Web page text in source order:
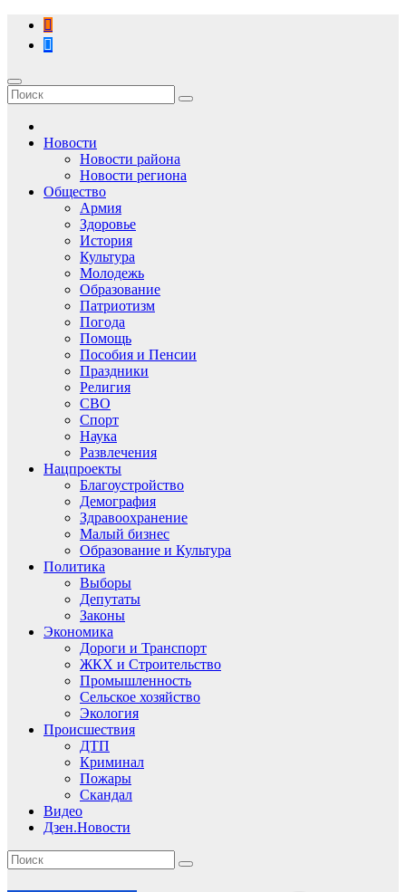
Перейти
содержимому
Новости
Новости района
Новости региона
Общество
Армия
Здоровье
История
Культура
Молодежь
Образование
Патриотизм
Погода
Помощь
Пособия и Пенсии
Праздники
Религия
СВО
Спорт
Наука
Развлечения
Нацпроекты
Благоустройство
Демография
Здравоохранение
Малый бизнес
Образование и Культура
Политика
Выборы
Депутаты
Законы
Экономика
Дороги и Транспорт
ЖКХ и Строительство
Промышленность
Сельское хозяйство
Экология
Происшествия
ДТП
Криминал
Пожары
Скандал
Видео
Дзен.Новости